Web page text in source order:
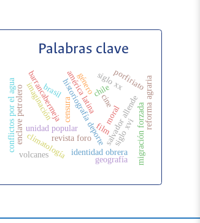
Palabras clave
historiografía deporte
américa latina
censura cine
film
chile
salvador allende
unidad popular
barrancabermeja
enclave petrolero
identidad obrera
imaginación moral migración forzada
siglo xvi
conflictos por el agua reforma agraria
siglo xx
climatología
porfiriato
brasil
revista foro
geografía
volcanes
género